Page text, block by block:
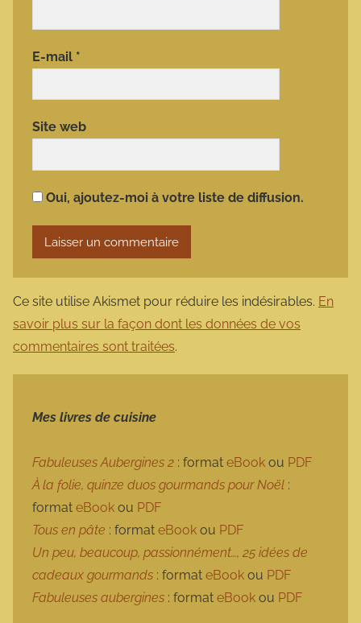
E-mail *
Site web
Oui, ajoutez-moi à votre liste de diffusion.
Ce site utilise Akismet pour réduire les indésirables. En
savoir plus sur la façon dont les données de vos
commentaires sont traitées.
Mes livres de cuisine
Fabuleuses Aubergines 2 : format eBook ou PDF
À la folie, quinze duos gourmands pour Noël :
format eBook ou PDF
Tous en pâte : format eBook ou PDF
Un peu, beaucoup, passionnément…, 25 idées de
cadeaux gourmands : format eBook ou PDF
Fabuleuses aubergines : format eBook ou PDF